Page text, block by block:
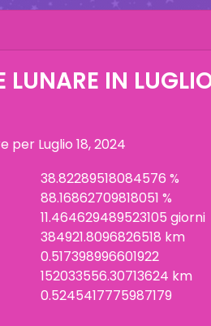
LUNARE IN
per Luglio 18, 2024
38.82289518084576 %
88.16862709818051 %
11.464629489523105 giorni
384921.8096826518 km
0.517398996601922
152033556.30713624 km
0.5245417775987179